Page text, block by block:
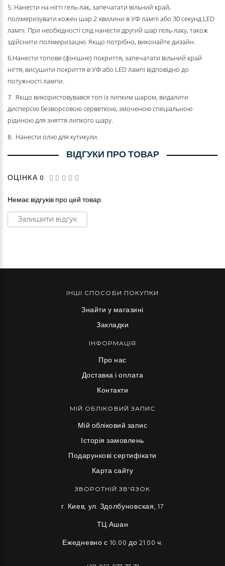
5. Нанести на нігті гель-лак, запечатати вільний край,
полімеризувати кожен шар 2 хвилини в УФ лампі або 30 секунд LED
лампі. При необхідності слід нанести другий шар гель-лаку, також
здійснити полімеризацію. Якщо потрібно, виконайте дизайн.
6.Нанести топове (фінішне) покриття, запечатати вільний край
нігтя, висушити покриття в УФ або LED лампі відповідно до
потужності лампи.
7. Якщо використовувався топ із липким шаром, видалити
дисперсію безворсовою серветкою, змоченою спеціальною
рідиною для зняття липкого шару.
8. Нанести олію для кутикули.
ВІДГУКИ ПРО ТОВАР
ОЦІНКА 0
Немає відгуків про цей товар.
Залишити відгук
ІНШІ СПОСОБИ ПОКУПКИ
Знайти у магазині
Закладки
ІНФОРМАЦІЯ
Про нас
Доставка і оплата
Контакти
МІЙ ОБЛІКОВИЙ ЗАПИС
Мій обліковий запис
Історія замовлень
Подарункові сертифікати
Карта сайту
ЗВОРОТНІЙ ЗВ'ЯЗОК
г. Киев, ул. Здолбуновская, 17
ТЦ Ашан
Ежедневно с 10.00 до 21.00 ч.